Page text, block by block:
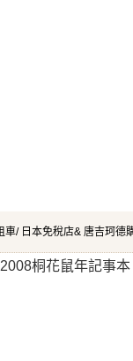
車/ 日本免稅店& 唐吉珂德
桐花鼠年記事本